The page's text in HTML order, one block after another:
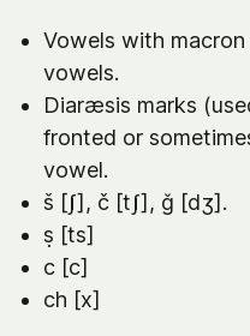
Vowels with
vowels.
Diaræsis marks
fronted or
vowel.
š [ʃ], č [tʃ], ǧ [dʒ].
ṣ [ts]
c [c]
ch [x]